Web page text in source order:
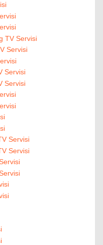
TV Servisi
Servisi
Servisi
Servisi
Servisi
Servisi